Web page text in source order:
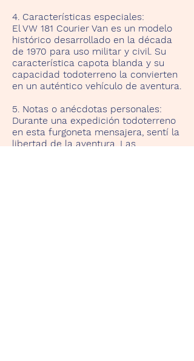
4. Características especiales:
El VW 181 Courier Van es un modelo
histórico desarrollado en la década
de 1970 para uso militar y civil. Su
característica capota blanda y su
capacidad todoterreno la convierten
en un auténtico vehículo de aventura.
5. Notas o anécdotas personales:
Durante una expedición todoterreno
en esta furgoneta mensajera, sentí la
libertad de la aventura. Las